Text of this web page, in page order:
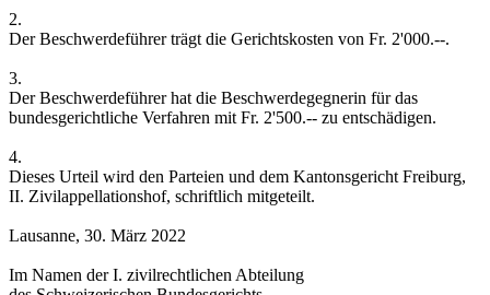
2.
Der Beschwerdeführer trägt die Gerichtskosten von Fr. 2'000.--.
3.
Der Beschwerdeführer hat die Beschwerdegegnerin für das
bundesgerichtliche Verfahren mit Fr. 2'500.-- zu entschädigen.
4.
Dieses Urteil wird den Parteien und dem Kantonsgericht Freiburg,
II. Zivilappellationshof, schriftlich mitgeteilt.
Lausanne, 30. März 2022
Im Namen der I. zivilrechtlichen Abteilung